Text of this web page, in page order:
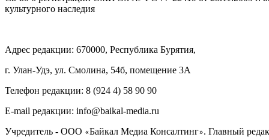
культурного наследия
Адрес редакции: 670000, Республика Бурятия,
г. Улан-Удэ, ул. Смолина, 54б, помещение 3А
Телефон редакции: ‎‎8 (924 4) 58 90 90
E-mail редакции: info@baikal-media.ru
Учредитель - ООО «Байкал Медиа Консалтинг». Главный